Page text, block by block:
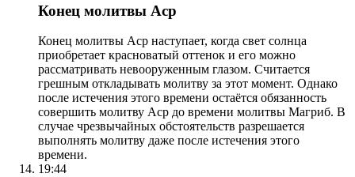
Конец молитвы Аср
Конец молитвы Аср наступает, когда свет солнца
приобретает красноватый оттенок и его можно
рассматривать невооруженным глазом. Считается
грешным откладывать молитву за этот момент. Однако
после истечения этого времени остаётся обязанность
совершить молитву Аср до времени молитвы Магриб. В
случае чрезвычайных обстоятельств разрешается
выполнять молитву даже после истечения этого
времени.
19:44